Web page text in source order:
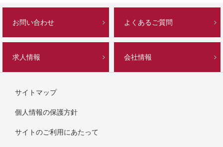
お問い合わせ よくあるご質問
求人情報 会社情報
サイトマップ
個人情報の保護方針
サイトのご利用にあたって